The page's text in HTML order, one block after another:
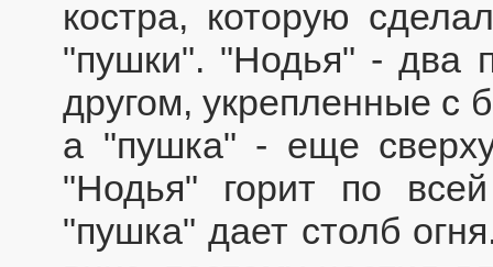
костра, которую
"пушки". "Нодья" - два
другом, укрепленные с
а "пушка" - еще
"Нодья" горит по
"пушка" дает столб